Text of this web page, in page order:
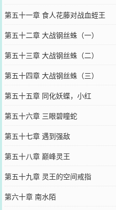
第五十一章 食人花藤对战血蛭王
第五十二章 大战钢丝蛛（一）
第五十三章 大战钢丝蛛（二）
第五十四章 大战钢丝蛛（三）
第五十五章 同化妖蝶，小红
第五十六章 三眼碧瞳蛇
第五十七章 遇到强敌
第五十八章 巅峰灵王
第五十九章 灵王的空间戒指
第六十章 南水陌